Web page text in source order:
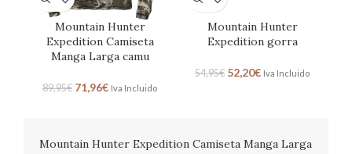
Mountain Hunter
Expedition Camiseta
Manga Larga camu
89,95€ 71,96€ Iva Incluido
Mountain Hunter
Expedition gorra
54,95€ 52,20€ Iva Incluido
Mountain Hunter Expedition Camiseta Manga Larga